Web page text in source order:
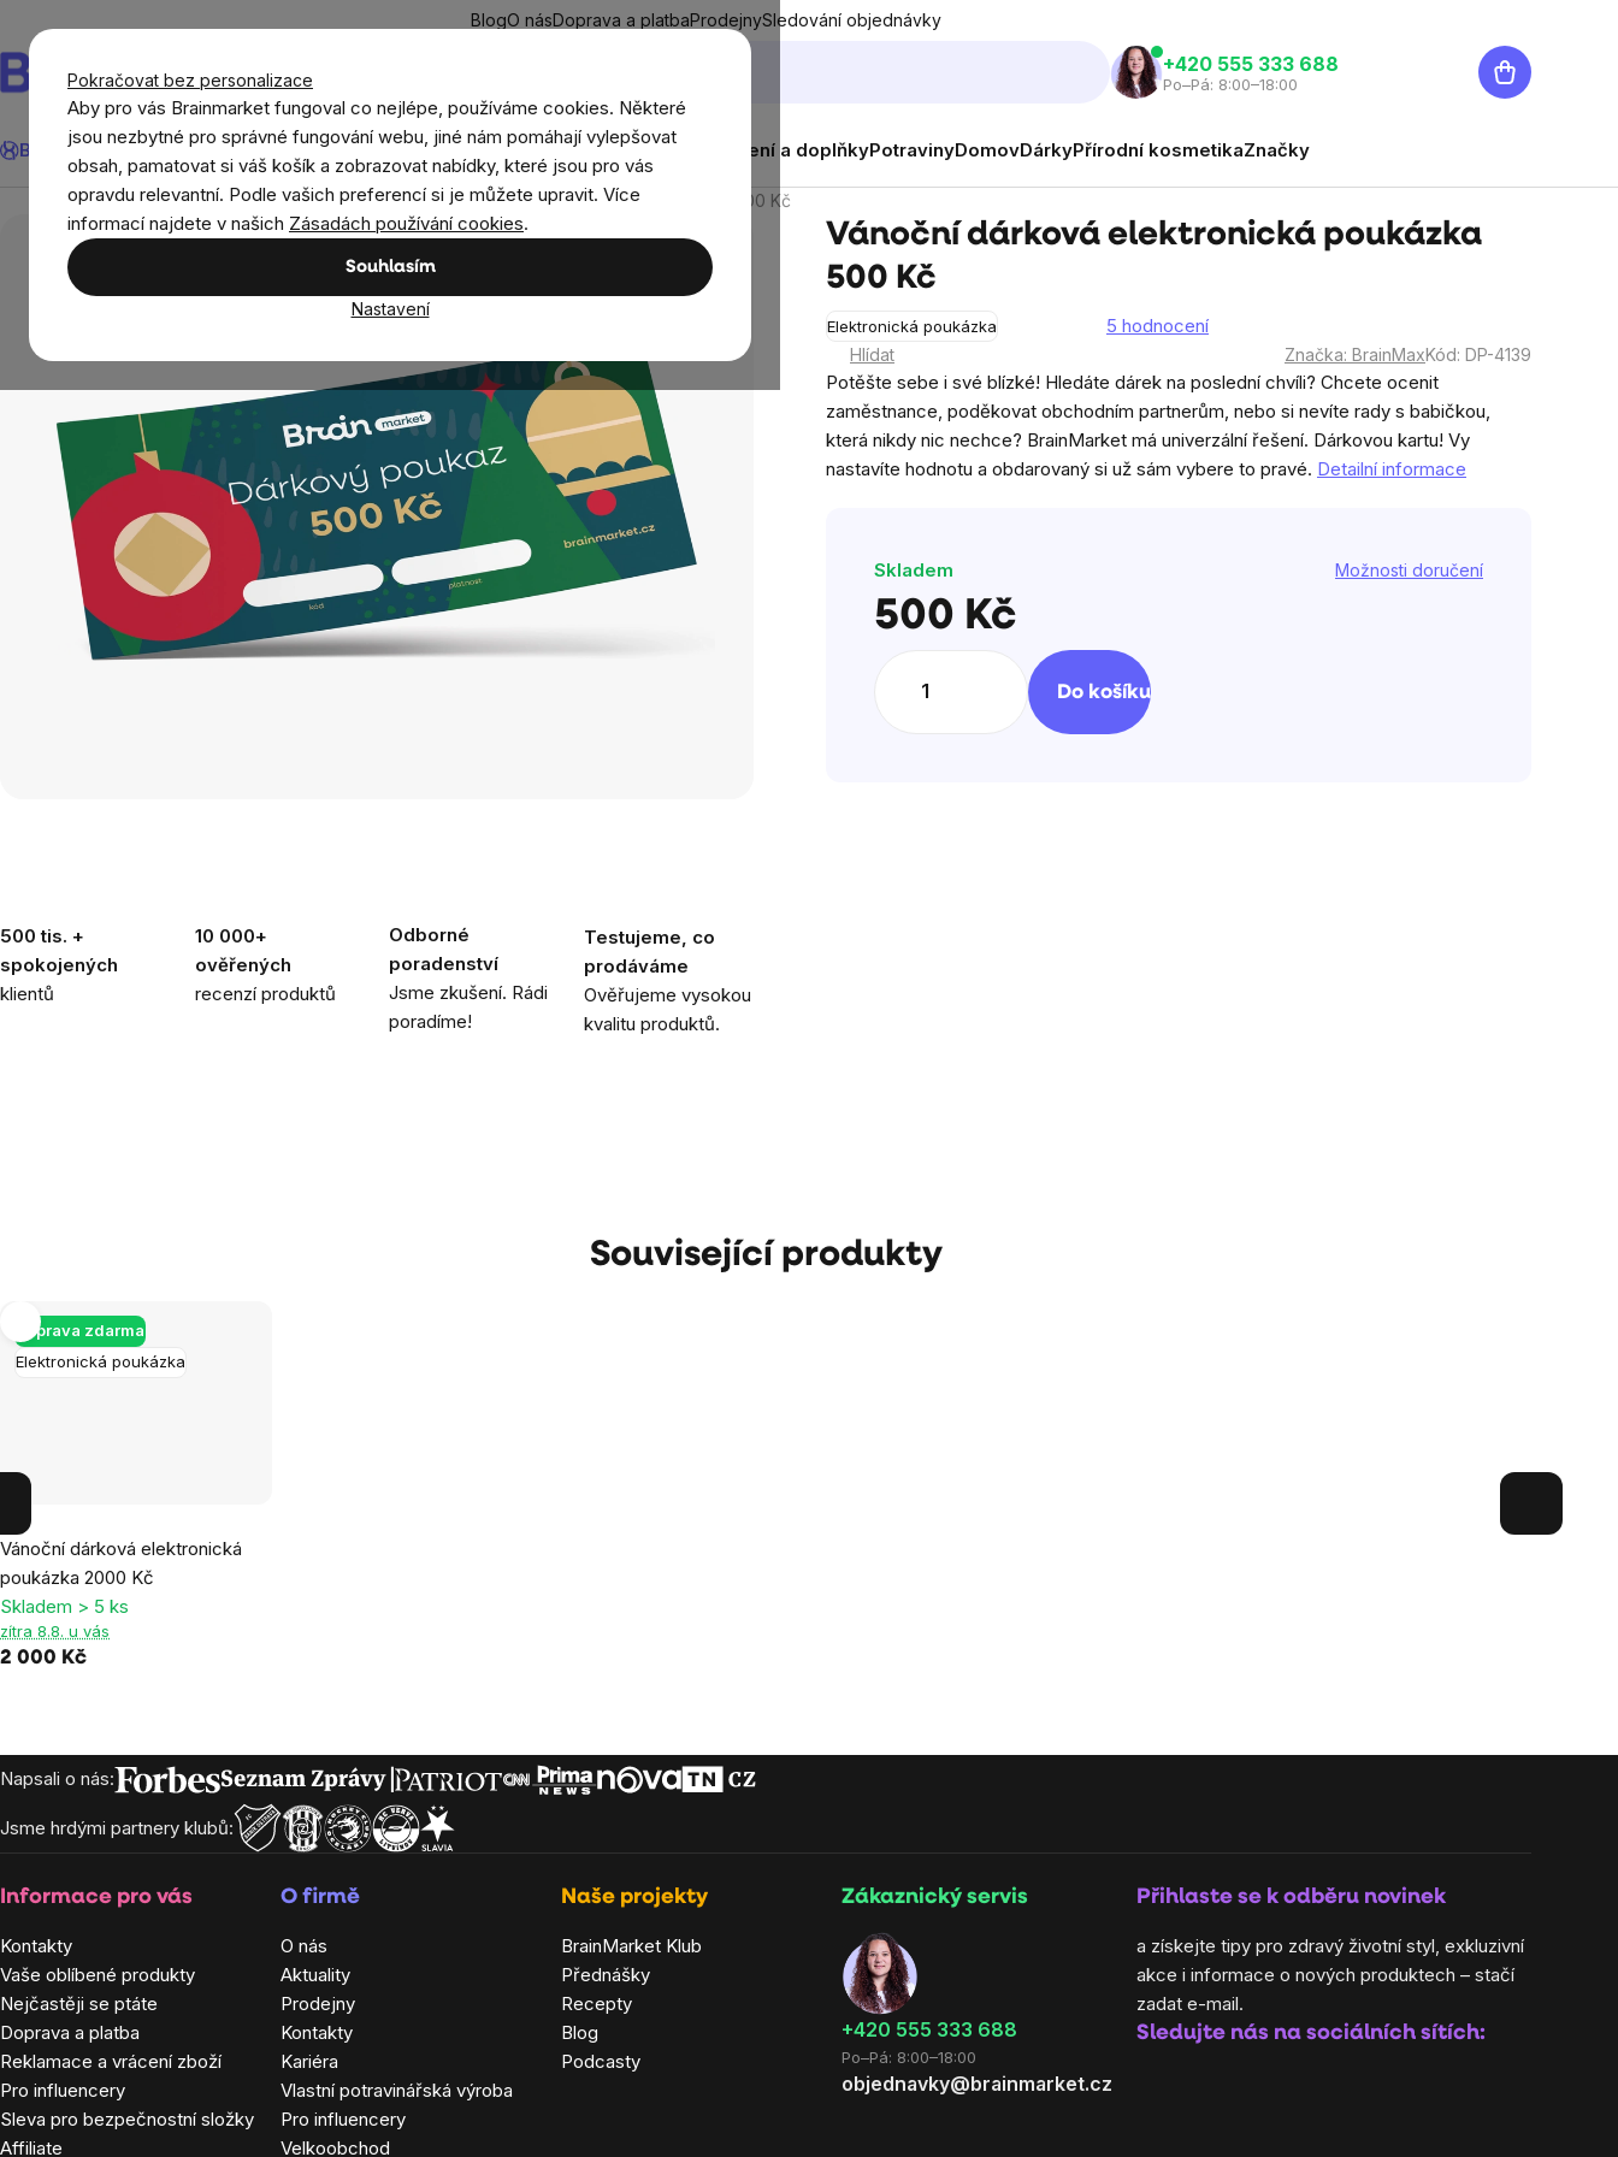
Pokračovat bez personalizace
Aby pro vás Brainmarket fungoval co nejlépe, používáme cookies. Některé
jsou nezbytné pro správné fungování webu, jiné nám pomáhají vylepšovat
obsah, pamatovat si váš košík a zobrazovat nabídky, které jsou pro vás
opravdu relevantní. Podle vašich preferencí si je můžete upravit. Více
informací najdete v našich Zásadách používání cookies.
Souhlasím
Nastavení
obsah
BlogO násDoprava a platbaProdejnySledování objednávky
Hledat
‭+420 555 333 688
Po–Pá: 8:00–18:00
Nákupní
košík
BrainMax® Léto Ušetři CíleDoplňky stravy a výživaNovinkyMužiŽenyDěti Oblečení a doplňkyPotravinyDomovDárkyPřírodní kosmetikaZnačky
Dárky Dárkové poukázky Vánoční dárková elektronická poukázka 500 Kč
Vánoční dárková elektronická poukázka
500 Kč
Elektronická poukázka
produktu
je
5,0
z
5 hodnocení
500 tis. +
spokojených
klientů
10 000+
ověřených
recenzí produktů
Odborné
poradenství
Jsme zkušení. Rádi
poradíme!
Testujeme, co
prodáváme
Ověřujeme vysokou
kvalitu produktů.
Hlídat Značka: BrainMaxKód: DP-4139
Potěšte sebe i své blízké! Hledáte dárek na poslední chvíli? Chcete ocenit
zaměstnance, poděkovat obchodním partnerům, nebo si nevíte rady s babičkou,
která nikdy nic nechce? BrainMarket má univerzální řešení. Dárkovou kartu! Vy
nastavíte hodnotu a obdarovaný si už sám vybere to pravé. Detailní informace
Skladem Možnosti doručení
500 Kč
cena:
Do košíku
Související produkty
Elektronická poukázka
Doprava zdarma
Vánoční dárková elektronická
poukázka 2000 Kč
Průměrné
hodnocení
produktu
je
5,0
Skladem > 5 ks
zítra 8.8. u vás
2 000 Kč
Zápatí
Napsali o nás:
Jsme hrdými partnery klubů:
Informace pro vás
Kontakty
Vaše oblíbené produkty
Nejčastěji se ptáte
Doprava a platba
Reklamace a vrácení zboží
Pro influencery
Sleva pro bezpečnostní složky
Affiliate
O firmě
O nás
Aktuality
Prodejny
Kontakty
Kariéra
Vlastní potravinářská výroba
Pro influencery
Velkoobchod
Naše projekty
BrainMarket Klub
Přednášky
Recepty
Blog
Podcasty
Zákaznický servis
‭+420 555 333 688
Po–Pá: 8:00–18:00
objednavky@brainmarket.cz
Přihlaste se k odběru novinek
a získejte tipy pro zdravý životní styl, exkluzivní
akce i informace o nových produktech – stačí
zadat e-mail.
Sledujte nás na sociálních sítích: